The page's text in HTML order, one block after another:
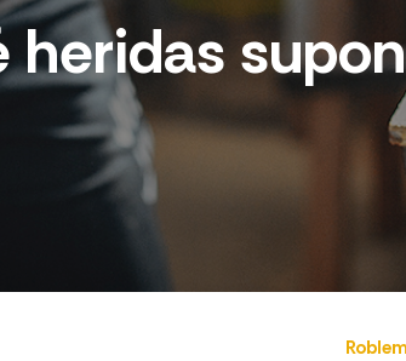
heridas